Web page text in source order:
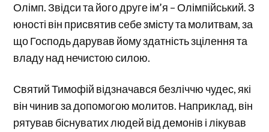
Олімп. Звідси та його друге ім’я – Олімпійський. З
юності він присвятив себе змісту та молитвам, за
що Господь дарував йому здатність зцілення та
владу над нечистою силою.
Святий Тимофій відзначався безліччю чудес, які
він чинив за допомогою молитов. Наприклад, він
рятував біснуватих людей від демонів і лікував